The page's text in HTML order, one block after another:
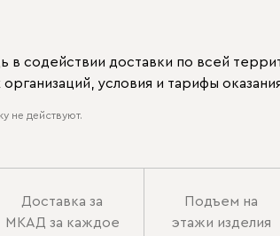
содействии доставки по всей
условия и тарифы
не действуют.
Доставка за
МКАД за каждое
Подъем на
этажи изделия